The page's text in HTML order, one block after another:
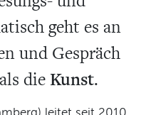
geht es an
und Gespräch
die Kunst.